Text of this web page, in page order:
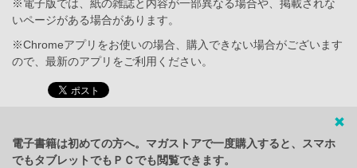
※電子版では、紙の雑誌と内容が一部異なる場合や、掲載されな
いページがある場合があります。
※Chromeアプリをお使いの場合、購入できない場合がございます
ので、最新のアプリをご利用ください。
電子書籍は初めての方へ。マガストアで一度購入すると、スマホ
でもタブレットでもＰＣでも閲覧できます。